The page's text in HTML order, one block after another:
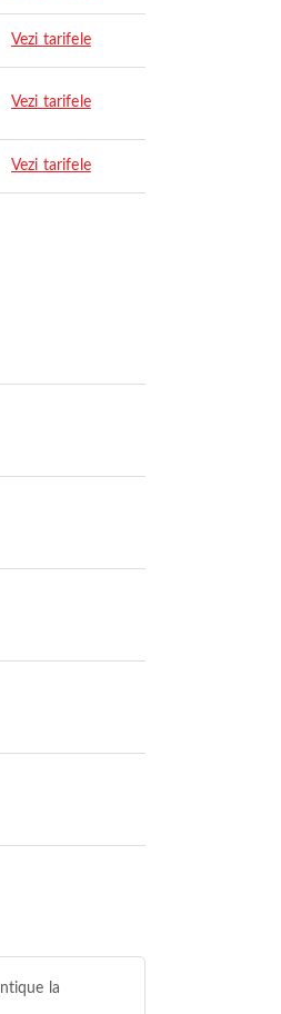
Vezi tarifele
Vezi tarifele
Vezi tarifele
la